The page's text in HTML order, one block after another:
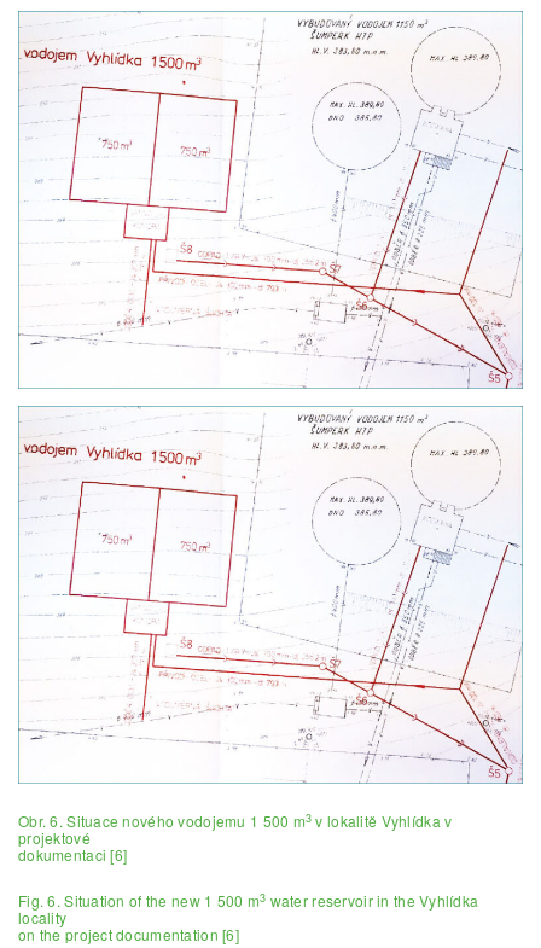
Obr. 6. Situace nového vodojemu 1 500 m3 v lokalitě Vyhlídka v
projektové
dokumentaci [6]
Fig. 6. Situation of the new 1 500 m3 water reservoir in the Vyhlídka
locality
on the project documentation [6]